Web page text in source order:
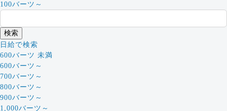
100バーツ～
日給で検索
600バーツ 未満
600バーツ～
700バーツ～
800バーツ～
900バーツ～
1,000バーツ～